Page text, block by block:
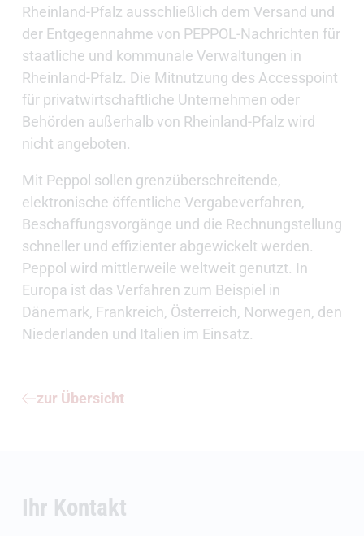
Rheinland-Pfalz ausschließlich dem Versand und
der Entgegennahme von PEPPOL-Nachrichten für
staatliche und kommunale Verwaltungen in
Rheinland-Pfalz. Die Mitnutzung des Accesspoint
für privatwirtschaftliche Unternehmen oder
Behörden außerhalb von Rheinland-Pfalz wird
nicht angeboten.
Mit Peppol sollen grenzüberschreitende,
elektronische öffentliche Vergabeverfahren,
Beschaffungsvorgänge und die Rechnungstellung
schneller und effizienter abgewickelt werden.
Peppol wird mittlerweile weltweit genutzt. In
Europa ist das Verfahren zum Beispiel in
Dänemark, Frankreich, Österreich, Norwegen, den
Niederlanden und Italien im Einsatz.
zur Übersicht
Ihr Kontakt